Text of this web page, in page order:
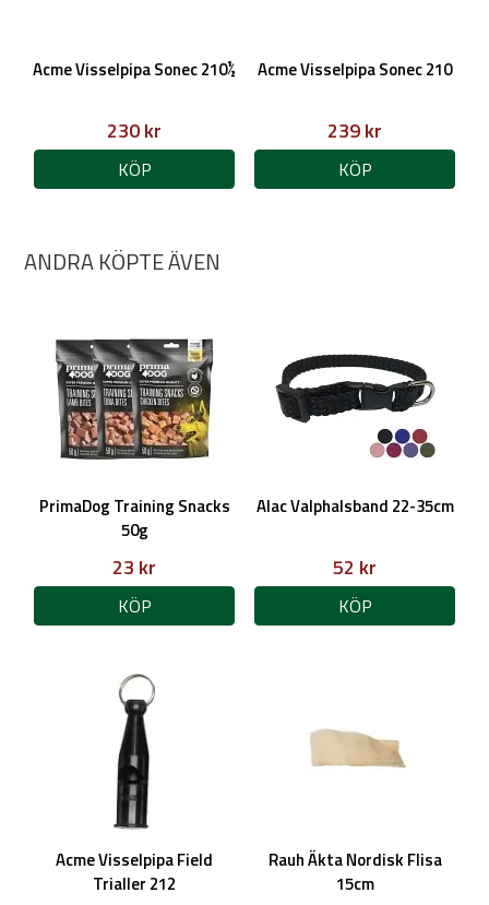
Acme Visselpipa Sonec 210½
230 kr
KÖP
Acme Visselpipa Sonec 210
239 kr
KÖP
ANDRA KÖPTE ÄVEN
PrimaDog Training Snacks
50g
23 kr
KÖP
Alac Valphalsband 22-35cm
52 kr
KÖP
Acme Visselpipa Field
Trialler 212
Rauh Äkta Nordisk Flisa
15cm